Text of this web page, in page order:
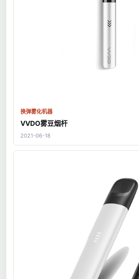
换弹雾化机器
VVDO雾豆烟杆
2021-06-18